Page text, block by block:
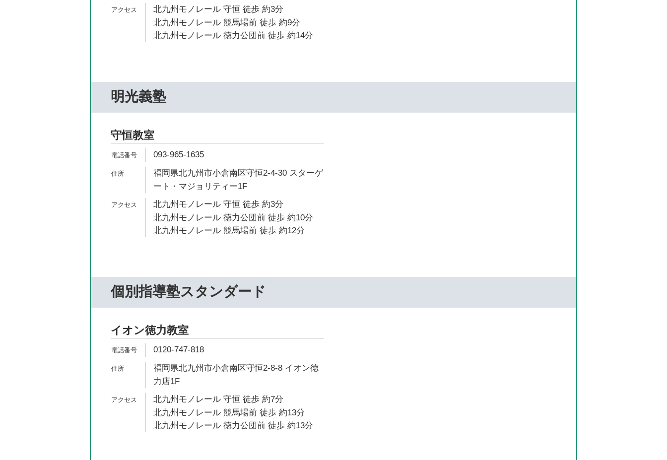
北九州モノレール 守恒 徒歩 約3分
北九州モノレール 競馬場前 徒歩 約9分
北九州モノレール 徳力公団前 徒歩 約14分
明光義塾
守恒教室
093-965-1635
福岡県北九州市小倉南区守恒2-4-30 スターゲ
ート・マジョリティー1F
北九州モノレール 守恒 徒歩 約3分
北九州モノレール 徳力公団前 徒歩 約10分
北九州モノレール 競馬場前 徒歩 約12分
個別指導塾スタンダード
イオン徳力教室
0120-747-818
福岡県北九州市小倉南区守恒2-8-8 イオン徳
力店1F
北九州モノレール 守恒 徒歩 約7分
北九州モノレール 競馬場前 徒歩 約13分
北九州モノレール 徳力公団前 徒歩 約13分